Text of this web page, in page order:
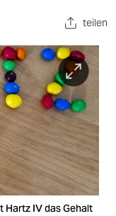
teilen
Hartz IV das Gehalt